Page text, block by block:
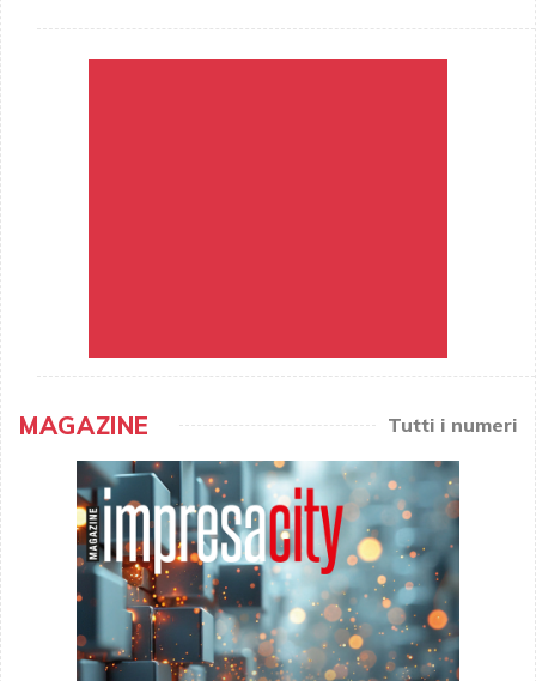
MAGAZINE Tutti i numeri